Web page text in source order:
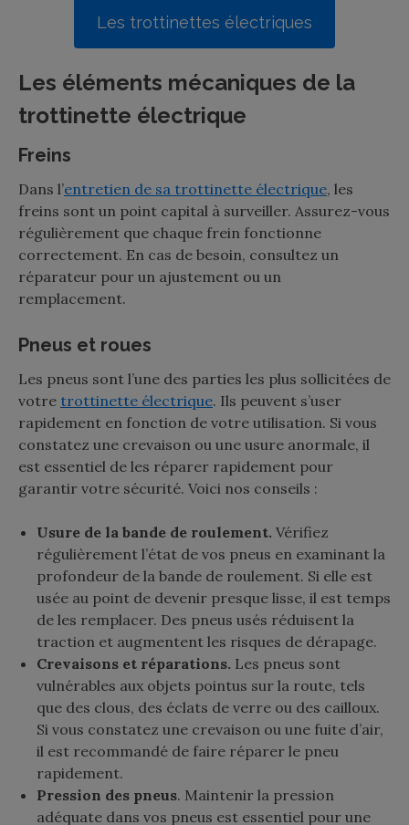
Les trottinettes électriques
Les éléments mécaniques de la
trottinette électrique
Freins
Dans l’entretien de sa trottinette électrique, les
freins sont un point capital à surveiller. Assurez-vous
régulièrement que chaque frein fonctionne
correctement. En cas de besoin, consultez un
réparateur pour un ajustement ou un
remplacement.
Pneus et roues
Les pneus sont l’une des parties les plus sollicitées de
votre trottinette électrique. Ils peuvent s’user
rapidement en fonction de votre utilisation. Si vous
constatez une crevaison ou une usure anormale, il
est essentiel de les réparer rapidement pour
garantir votre sécurité. Voici nos conseils :
Usure de la bande de roulement. Vérifiez
régulièrement l’état de vos pneus en examinant la
profondeur de la bande de roulement. Si elle est
usée au point de devenir presque lisse, il est temps
de les remplacer. Des pneus usés réduisent la
traction et augmentent les risques de dérapage.
Crevaisons et réparations. Les pneus sont
vulnérables aux objets pointus sur la route, tels
que des clous, des éclats de verre ou des cailloux.
Si vous constatez une crevaison ou une fuite d’air,
il est recommandé de faire réparer le pneu
rapidement.
Pression des pneus. Maintenir la pression
adéquate dans vos pneus est essentiel pour une